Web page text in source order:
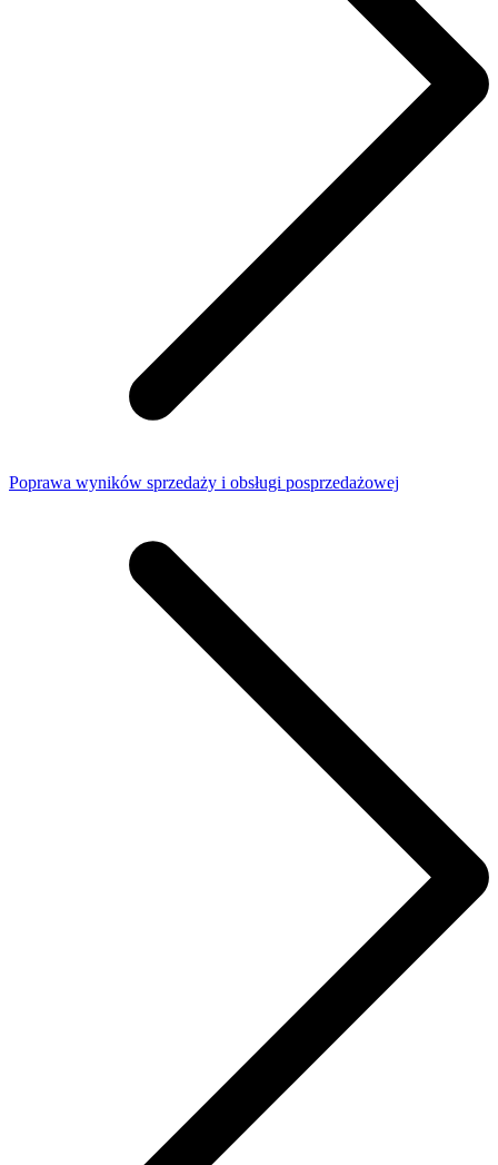
Poprawa wyników sprzedaży i obsługi posprzedażowej